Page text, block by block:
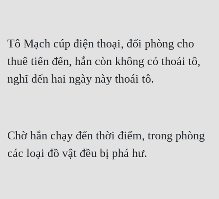
Tô Mạch cúp điện thoại, đối phòng cho
thuê tiến đến, hắn còn không có thoái tô,
nghĩ đến hai ngày này thoái tô.
Chờ hắn chạy đến thời điểm, trong phòng
các loại đồ vật đều bị phá hư.